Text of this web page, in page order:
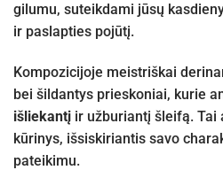
gilumu, suteikdami jūsų
ir paslapties pojūtį.
Kompozicijoje meistriškai
bei šildantys prieskoniai, kurie
išliekantį ir užburiantį šleifą. Tai
kūrinys, išsiskiriantis savo
pateikimu.